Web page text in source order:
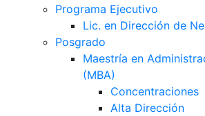
Programa Ejecutivo
Lic. en Dirección de
Posgrado
Maestría en
(MBA)
Concentraciones
Alta Dirección